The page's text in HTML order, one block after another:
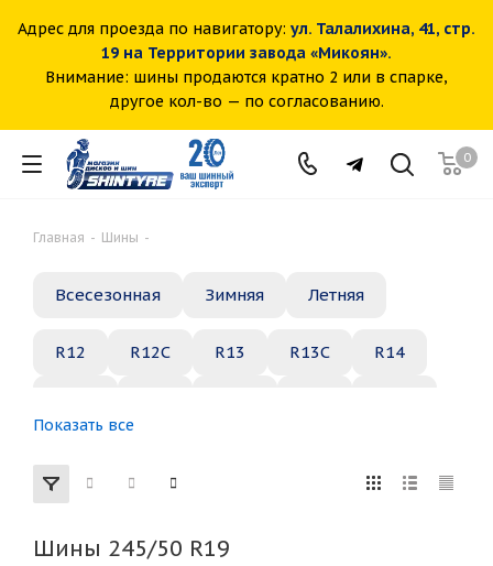
Адрес для проезда по навигатору: ул. Талалихина, 41, стр.
19 на Территории завода «Микоян».
Внимание: шины продаются кратно 2 или в спарке,
другое кол-во — по согласованию.
0
Главная - Шины -
Всесезонная Зимняя Летняя
R12 R12C R13 R13C R14
R22
155 165 185
Показать все
Шины 245/50 R19